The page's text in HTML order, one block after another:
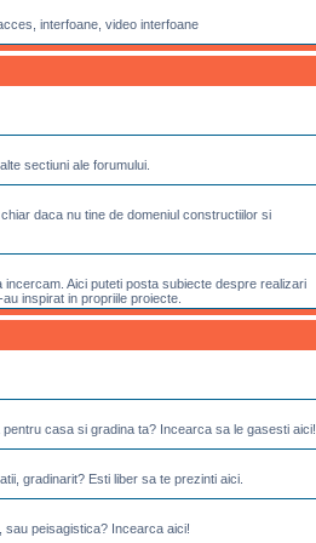
interfoane, video interfoane
sectiuni ale forumului.
daca nu tine de domeniul constructiilor si
Aici puteti posta subiecte despre realizari
inspirat in propriile proiecte.
casa si gradina ta? Incearca sa le gasesti aici!
gradinarit? Esti liber sa te prezinti aici.
peisagistica? Incearca aici!